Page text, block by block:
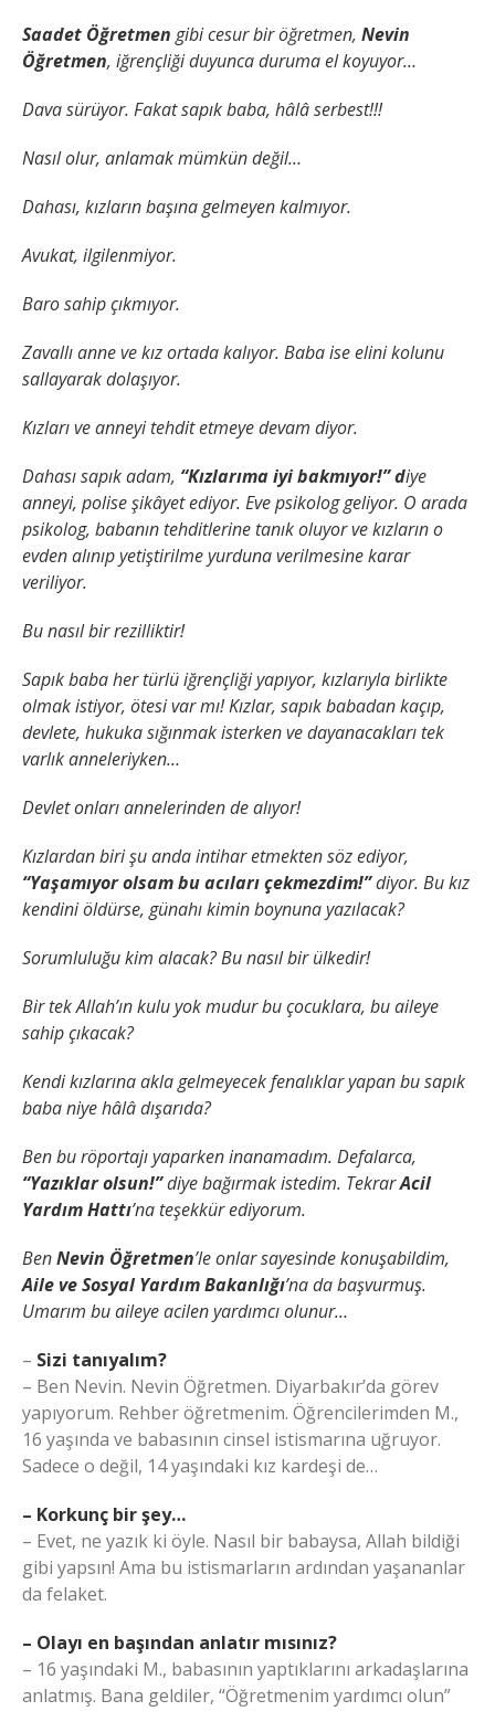
Saadet Öğretmen gibi cesur bir öğretmen, Nevin
Öğretmen, iğrençliği duyunca duruma el koyuyor…
Dava sürüyor. Fakat sapık baba, hâlâ serbest!!!
Nasıl olur, anlamak mümkün değil…
Dahası, kızların başına gelmeyen kalmıyor.
Avukat, ilgilenmiyor.
Baro sahip çıkmıyor.
Zavallı anne ve kız ortada kalıyor. Baba ise elini kolunu
sallayarak dolaşıyor.
Kızları ve anneyi tehdit etmeye devam diyor.
Dahası sapık adam, “Kızlarıma iyi bakmıyor!” diye
anneyi, polise şikâyet ediyor. Eve psikolog geliyor. O arada
psikolog, babanın tehditlerine tanık oluyor ve kızların o
evden alınıp yetiştirilme yurduna verilmesine karar
veriliyor.
Bu nasıl bir rezilliktir!
Sapık baba her türlü iğrençliği yapıyor, kızlarıyla birlikte
olmak istiyor, ötesi var mı! Kızlar, sapık babadan kaçıp,
devlete, hukuka sığınmak isterken ve dayanacakları tek
varlık anneleriyken…
Devlet onları annelerinden de alıyor!
Kızlardan biri şu anda intihar etmekten söz ediyor,
“Yaşamıyor olsam bu acıları çekmezdim!”diyor. Bu kız
kendini öldürse, günahı kimin boynuna yazılacak?
Sorumluluğu kim alacak? Bu nasıl bir ülkedir!
Bir tek Allah’ın kulu yok mudur bu çocuklara, bu aileye
sahip çıkacak?
Kendi kızlarına akla gelmeyecek fenalıklar yapan bu sapık
baba niye hâlâ dışarıda?
Ben bu röportajı yaparken inanamadım. Defalarca,
“Yazıklar olsun!”diye bağırmak istedim. TekrarAcil
Yardım Hattı’na teşekkür ediyorum.
BenNevin Öğretmen’le onlar sayesinde konuşabildim,
Aile ve Sosyal Yardım Bakanlığı’na da başvurmuş.
Umarım bu aileye acilen yardımcı olunur…
– Sizi tanıyalım?
– Ben Nevin. Nevin Öğretmen. Diyarbakır’da görev
yapıyorum. Rehber öğretmenim. Öğrencilerimden M.,
16 yaşında ve babasının cinsel istismarına uğruyor.
Sadece o değil, 14 yaşındaki kız kardeşi de…
– Korkunç bir şey…
– Evet, ne yazık ki öyle. Nasıl bir babaysa, Allah bildiği
gibi yapsın! Ama bu istismarların ardından yaşananlar
da felaket.
– Olayı en başından anlatır mısınız?
– 16 yaşındaki M., babasının yaptıklarını arkadaşlarına
anlatmış. Bana geldiler, “Öğretmenim yardımcı olun”